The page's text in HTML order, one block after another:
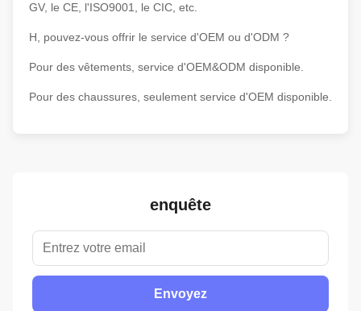
GV, le CE, l'ISO9001, le CIC, etc.
H, pouvez-vous offrir le service d'OEM ou d'ODM ?
Pour des vêtements, service d'OEM&ODM disponible.
Pour des chaussures, seulement service d'OEM disponible.
enquête
Envoyez